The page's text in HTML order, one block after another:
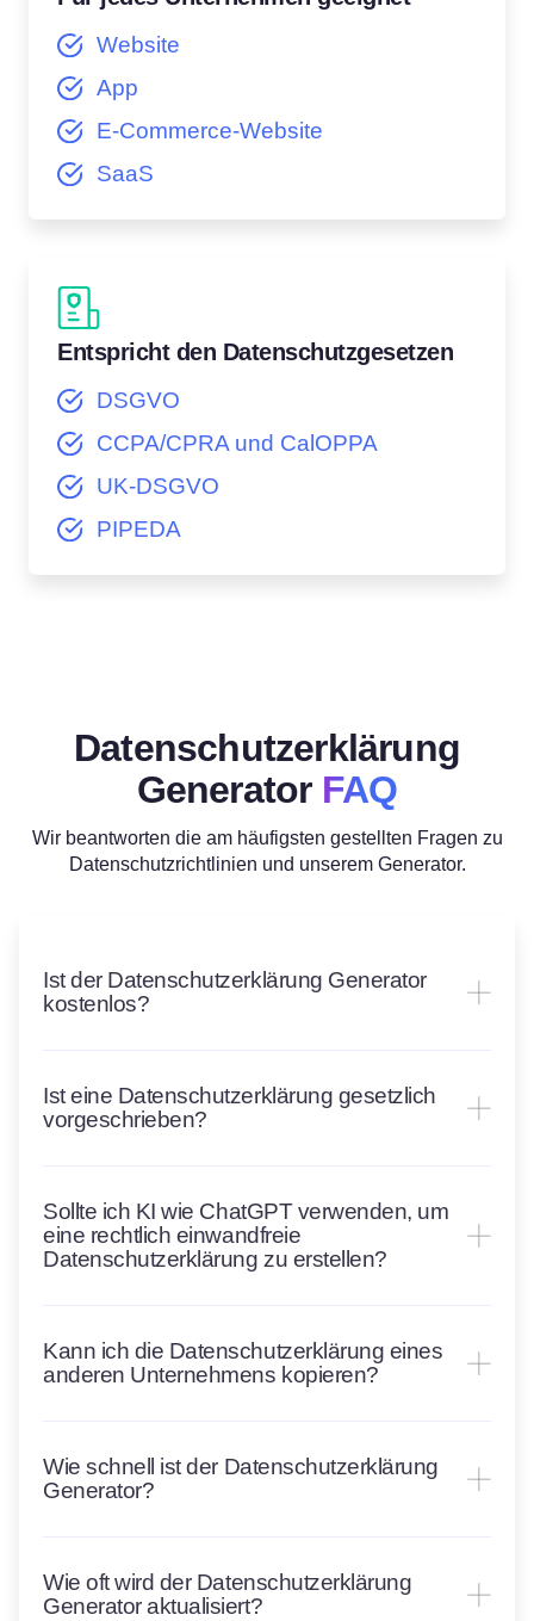
Website
App
E-Commerce-Website
SaaS
Entspricht den Datenschutzgesetzen
DSGVO
CCPA/CPRA und CalOPPA
UK-DSGVO
PIPEDA
Datenschutzerklärung
Generator FAQ
Wir beantworten die am häufigsten gestellten Fragen zu
Datenschutzrichtlinien und unserem Generator.
Ist der Datenschutzerklärung Generator
kostenlos?
Ist eine Datenschutzerklärung gesetzlich
vorgeschrieben?
Sollte ich KI wie ChatGPT verwenden, um
eine rechtlich einwandfreie
Datenschutzerklärung zu erstellen?
Kann ich die Datenschutzerklärung eines
anderen Unternehmens kopieren?
Wie schnell ist der Datenschutzerklärung
Generator?
Wie oft wird der Datenschutzerklärung
Generator aktualisiert?